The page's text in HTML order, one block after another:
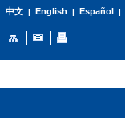
中文| English | Español |